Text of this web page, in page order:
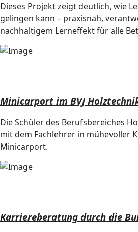
Dieses Projekt zeigt deutlich, wie
gelingen kann – praxisnah,
nachhaltigem Lerneffekt für alle
Minicarport im BVJ
Die Schüler des Berufsbereiches
mit dem Fachlehrer in mühevoller
Minicarport.
Karriereberatung durch die